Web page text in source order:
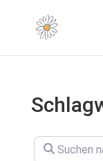
Suchen nach